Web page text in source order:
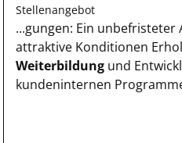
Stellenangebot
...gungen: Ein
attraktive Konditionen
Weiterbildung und
kundeninternen